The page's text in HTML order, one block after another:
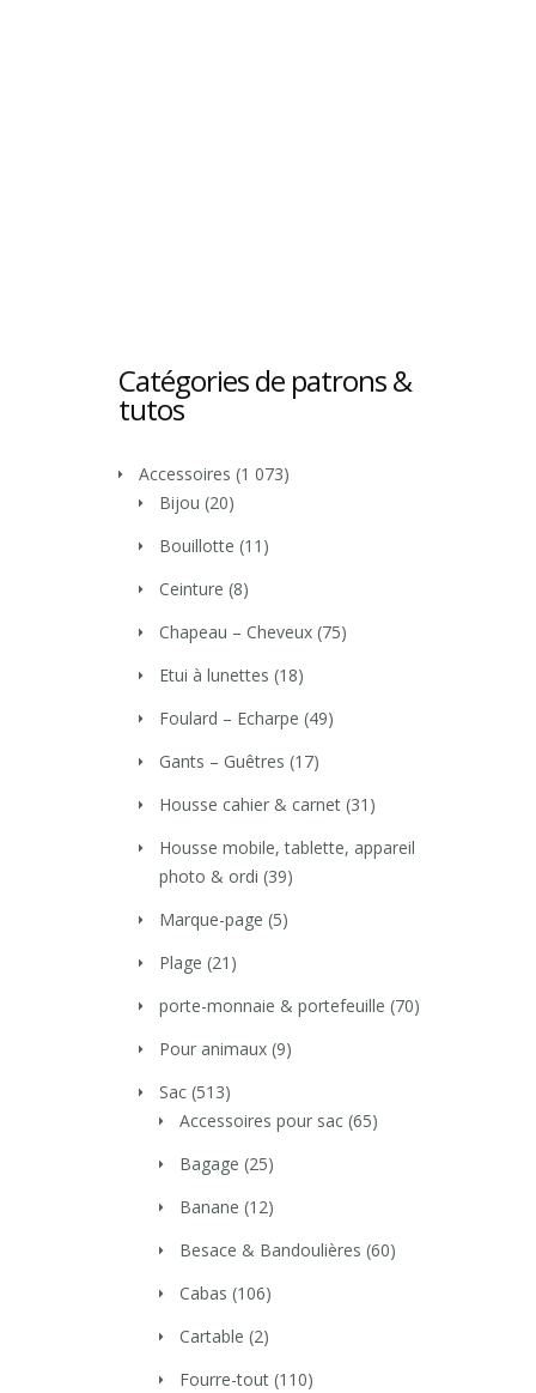
Catégories de patrons &
tutos
Accessoires (1 073)
Bijou (20)
Bouillotte (11)
Ceinture (8)
Chapeau – Cheveux (75)
Etui à lunettes (18)
Foulard – Echarpe (49)
Gants – Guêtres (17)
Housse cahier & carnet (31)
Housse mobile, tablette, appareil
photo & ordi (39)
Marque-page (5)
Plage (21)
porte-monnaie & portefeuille (70)
Pour animaux (9)
Sac (513)
Accessoires pour sac (65)
Bagage (25)
Banane (12)
Besace & Bandoulières (60)
Cabas (106)
Cartable (2)
Fourre-tout (110)